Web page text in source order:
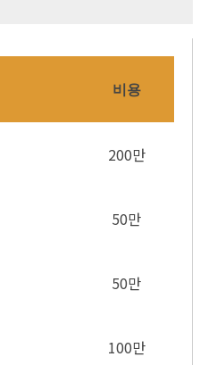
비용
200만
50만
50만
100만